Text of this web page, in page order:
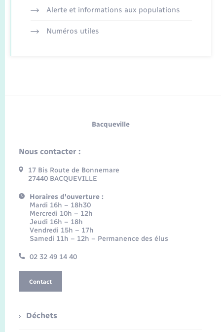
Alerte et informations aux populations
Numéros utiles
Bacqueville
Nous contacter :
17 Bis Route de Bonnemare
27440 BACQUEVILLE
Horaires d'ouverture :
Mardi 16h – 18h30
Mercredi 10h – 12h
Jeudi 16h – 18h
Vendredi 15h – 17h
Samedi 11h – 12h – Permanence des élus
02 32 49 14 40
Contact
Déchets